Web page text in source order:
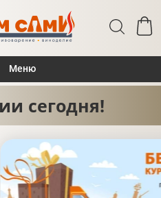
Меню
сегодня!